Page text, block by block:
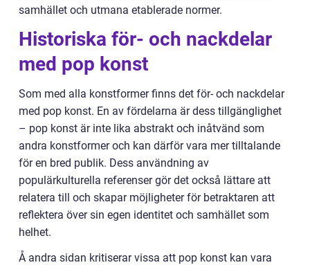
samhället och utmana etablerade normer.
Historiska för- och nackdelar
med pop konst
Som med alla konstformer finns det för- och nackdelar
med pop konst. En av fördelarna är dess tillgänglighet
– pop konst är inte lika abstrakt och inåtvänd som
andra konstformer och kan därför vara mer tilltalande
för en bred publik. Dess användning av
populärkulturella referenser gör det också lättare att
relatera till och skapar möjligheter för betraktaren att
reflektera över sin egen identitet och samhället som
helhet.
Å andra sidan kritiserar vissa att pop konst kan vara